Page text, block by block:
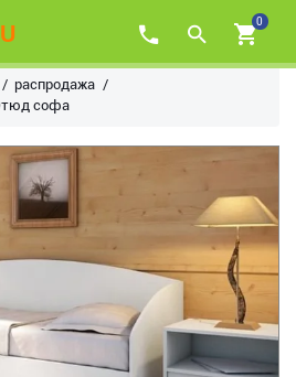
0
распродажа
софа